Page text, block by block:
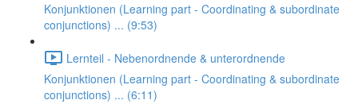
Konjunktionen (Learning part - Coordinating & subordinate
conjunctions) ... (9:53)
Lernteil - Nebenordnende & unterordnende
Konjunktionen (Learning part - Coordinating & subordinate
conjunctions) ... (6:11)